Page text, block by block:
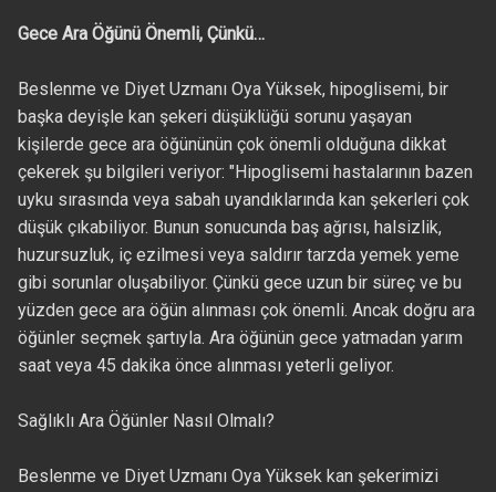
Gece Ara Öğünü Önemli, Çünkü…
Beslenme ve Diyet Uzmanı Oya Yüksek, hipoglisemi, bir
başka deyişle kan şekeri düşüklüğü sorunu yaşayan
kişilerde gece ara öğününün çok önemli olduğuna dikkat
çekerek şu bilgileri veriyor: "Hipoglisemi hastalarının bazen
uyku sırasında veya sabah uyandıklarında kan şekerleri çok
düşük çıkabiliyor. Bunun sonucunda baş ağrısı, halsizlik,
huzursuzluk, iç ezilmesi veya saldırır tarzda yemek yeme
gibi sorunlar oluşabiliyor. Çünkü gece uzun bir süreç ve bu
yüzden gece ara öğün alınması çok önemli. Ancak doğru ara
öğünler seçmek şartıyla. Ara öğünün gece yatmadan yarım
saat veya 45 dakika önce alınması yeterli geliyor.
Sağlıklı Ara Öğünler Nasıl Olmalı?
Beslenme ve Diyet Uzmanı Oya Yüksek kan şekerimizi